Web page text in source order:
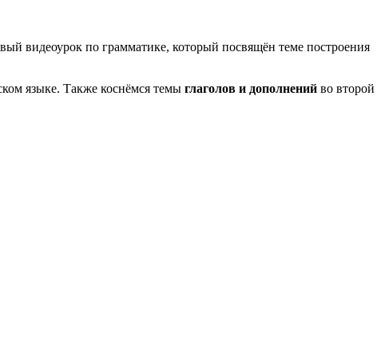
видеоурок по грамматике, который посвящён теме построения
языке. Также коснёмся темы глаголов и дополнений во второй